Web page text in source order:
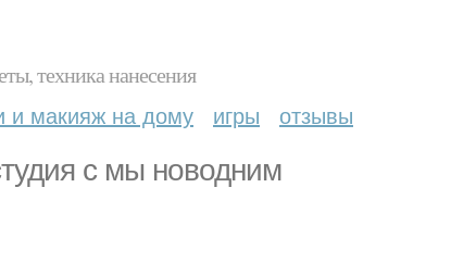
техника нанесения
и макияж на дому игры отзывы
с мы новодним